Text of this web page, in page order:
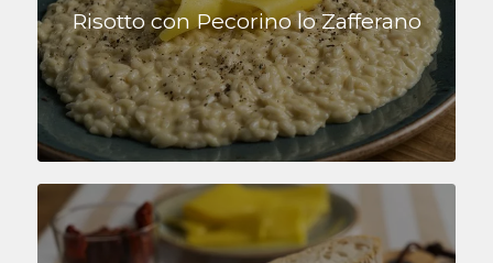
Risotto con Pecorino lo Zafferano